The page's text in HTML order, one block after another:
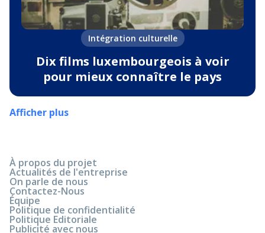
Intégration culturelle
Dix films luxembourgeois à voir
pour mieux connaître le pays
Afficher plus
À propos du projet
Actualités de l'entreprise
On parle de nous
Contactez-Nous
Équipe
Politique de confidentialité
Politique Editoriale
Publicité avec nous